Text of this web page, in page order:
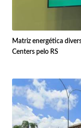
Matriz energética
Centers pelo RS